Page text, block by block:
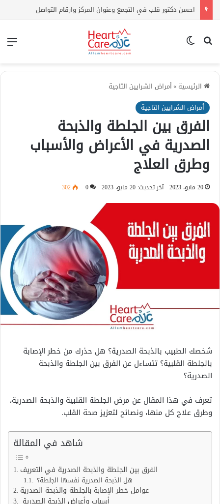
بحث عن
الرئيسية »أمراض الشرايين التاجية
أمراض الشرايين التاجية
الفرق بين الجلطة والذبحة
الصدرية في الأعراض والأسباب
وطرق العلاج
20 مايو، 2023 آخر تحديث: 20 مايو، 2023 0
302
شخصك الطبيب بالذبحة الصدرية؟ هل حذرك من خطر الإصابة
بالجلطة القلبية؟ تتساءل عن الفرق بين الجلطة والذبحة
الصدرية؟
تعرف في هذا المقال عن مرض الجلطة القلبية والذبحة الصدرية،
وطرق علاج كل منها، ونصائح لتعزيز صحة القلب.
شاهد في المقالة
هل الذبحة الصدرية نفسها الجلطة؟
عوامل خطر الإصابة بالجلطة والذبحة الصدرية